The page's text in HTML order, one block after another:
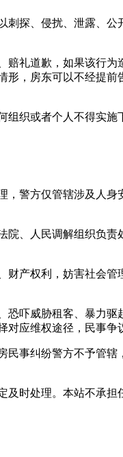
、侵扰、泄露、公
道歉，如果该行为
，房东可以不经提
或者个人不得实施
方仅管辖涉及人身
人民调解组织负责
权利，妨害社会管
威胁租客、暴力驱
应维权途径，民事争
纠纷警方不予管辖
及时处理。本站不承担